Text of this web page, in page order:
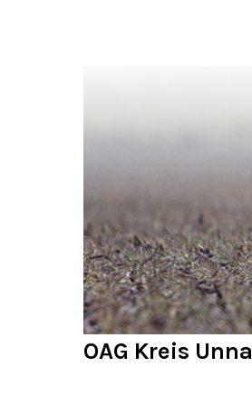
OAG Kreis Unna